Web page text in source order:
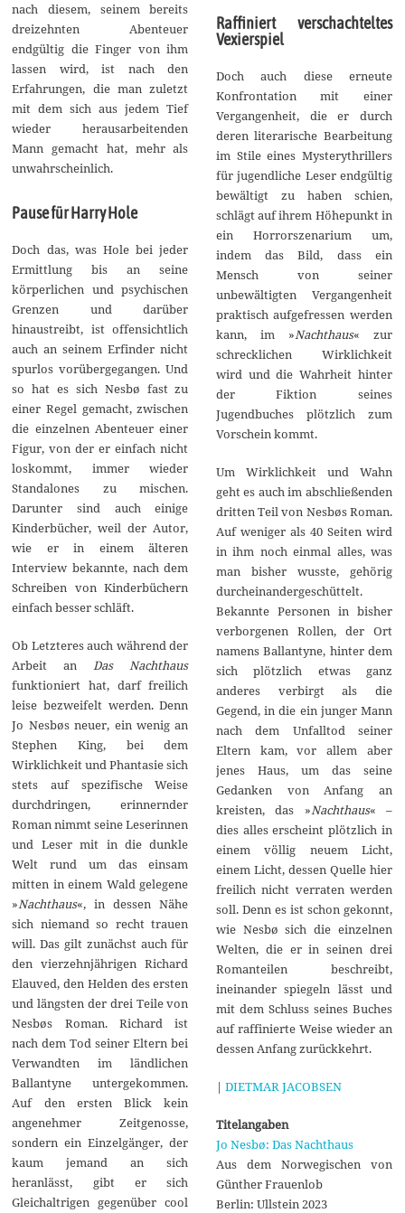
nach diesem, seinem bereits
dreizehnten Abenteuer
endgültig die Finger von ihm
lassen wird, ist nach den
Erfahrungen, die man zuletzt
mit dem sich aus jedem Tief
wieder herausarbeitenden
Mann gemacht hat, mehr als
unwahrscheinlich.
Pause für Harry Hole
Doch das, was Hole bei jeder
Ermittlung bis an seine
körperlichen und psychischen
Grenzen und darüber
hinaustreibt, ist offensichtlich
auch an seinem Erfinder nicht
spurlos vorübergegangen. Und
so hat es sich Nesbø fast zu
einer Regel gemacht, zwischen
die einzelnen Abenteuer einer
Figur, von der er einfach nicht
loskommt, immer wieder
Standalones zu mischen.
Darunter sind auch einige
Kinderbücher, weil der Autor,
wie er in einem älteren
Interview bekannte, nach dem
Schreiben von Kinderbüchern
einfach besser schläft.
Ob Letzteres auch während der
Arbeit anDas Nachthaus
funktioniert hat, darf freilich
leise bezweifelt werden. Denn
Jo Nesbøs neuer, ein wenig an
Stephen King, bei dem
Wirklichkeit und Phantasie sich
stets auf spezifische Weise
durchdringen, erinnernder
Roman nimmt seine Leserinnen
und Leser mit in die dunkle
Welt rund um das einsam
mitten in einem Wald gelegene
»Nachthaus«, in dessen Nähe
sich niemand so recht trauen
will. Das gilt zunächst auch für
den vierzehnjährigen Richard
Elauved, den Helden des ersten
und längsten der drei Teile von
Nesbøs Roman. Richard ist
nach dem Tod seiner Eltern bei
Verwandten im ländlichen
Ballantyne untergekommen.
Auf den ersten Blick kein
angenehmer Zeitgenosse,
sondern ein Einzelgänger, der
kaum jemand an sich
heranlässt, gibt er sich
Gleichaltrigen gegenüber cool
Raffiniert verschachteltes
Vexierspiel
Doch auch diese erneute
Konfrontation mit einer
Vergangenheit, die er durch
deren literarische Bearbeitung
im Stile eines Mysterythrillers
für jugendliche Leser endgültig
bewältigt zu haben schien,
schlägt auf ihrem Höhepunkt in
ein Horrorszenarium um,
indem das Bild, dass ein
Mensch von seiner
unbewältigten Vergangenheit
praktisch aufgefressen werden
kann, im »Nachthaus« zur
schrecklichen Wirklichkeit
wird und die Wahrheit hinter
der Fiktion seines
Jugendbuches plötzlich zum
Vorschein kommt.
Um Wirklichkeit und Wahn
geht es auch im abschließenden
dritten Teil von Nesbøs Roman.
Auf weniger als 40 Seiten wird
in ihm noch einmal alles, was
man bisher wusste, gehörig
durcheinandergeschüttelt.
Bekannte Personen in bisher
verborgenen Rollen, der Ort
namens Ballantyne, hinter dem
sich plötzlich etwas ganz
anderes verbirgt als die
Gegend, in die ein junger Mann
nach dem Unfalltod seiner
Eltern kam, vor allem aber
jenes Haus, um das seine
Gedanken von Anfang an
kreisten, das »Nachthaus« –
dies alles erscheint plötzlich in
einem völlig neuem Licht,
einem Licht, dessen Quelle hier
freilich nicht verraten werden
soll. Denn es ist schon gekonnt,
wie Nesbø sich die einzelnen
Welten, die er in seinen drei
Romanteilen beschreibt,
ineinander spiegeln lässt und
mit dem Schluss seines Buches
auf raffinierte Weise wieder an
dessen Anfang zurückkehrt.
| DIETMAR JACOBSEN
Titelangaben
Jo Nesbø: Das Nachthaus
Aus dem Norwegischen von
Günther Frauenlob
Berlin: Ullstein 2023